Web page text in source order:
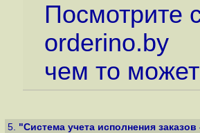
Посмотрите
orderino.by
чем то
5. "Система учета исполнения